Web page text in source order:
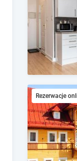
Rezerwacje